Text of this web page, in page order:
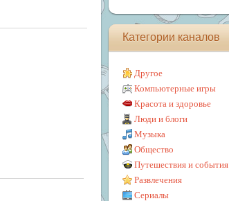
Категории каналов
Другое
Компьютерные игры
Красота и здоровье
Люди и блоги
Музыка
Общество
Путешествия и события
Развлечения
Сериалы